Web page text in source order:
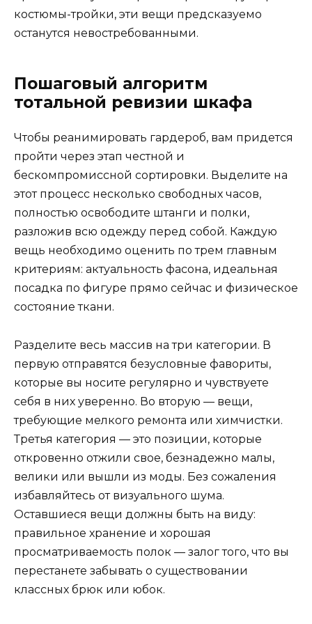
костюмы-тройки, эти вещи предсказуемо
останутся невостребованными.
Пошаговый алгоритм
тотальной ревизии шкафа
Чтобы реанимировать гардероб, вам придется
пройти через этап честной и
бескомпромиссной сортировки. Выделите на
этот процесс несколько свободных часов,
полностью освободите штанги и полки,
разложив всю одежду перед собой. Каждую
вещь необходимо оценить по трем главным
критериям: актуальность фасона, идеальная
посадка по фигуре прямо сейчас и физическое
состояние ткани.
Разделите весь массив на три категории. В
первую отправятся безусловные фавориты,
которые вы носите регулярно и чувствуете
себя в них уверенно. Во вторую — вещи,
требующие мелкого ремонта или химчистки.
Третья категория — это позиции, которые
откровенно отжили свое, безнадежно малы,
велики или вышли из моды. Без сожаления
избавляйтесь от визуального шума.
Оставшиеся вещи должны быть на виду:
правильное хранение и хорошая
просматриваемость полок — залог того, что вы
перестанете забывать о существовании
классных брюк или юбок.